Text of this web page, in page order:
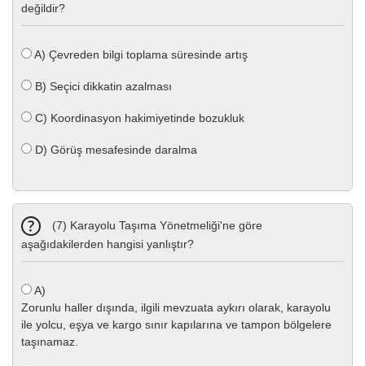
değildir?
A) Çevreden bilgi toplama süresinde artış
B) Seçici dikkatin azalması
C) Koordinasyon hakimiyetinde bozukluk
D) Görüş mesafesinde daralma
(7) Karayolu Taşıma Yönetmeliği'ne göre
aşağıdakilerden hangisi yanlıştır?
A)
Zorunlu haller dışında, ilgili mevzuata aykırı olarak, karayolu
ile yolcu, eşya ve kargo sınır kapılarına ve tampon bölgelere
taşınamaz.